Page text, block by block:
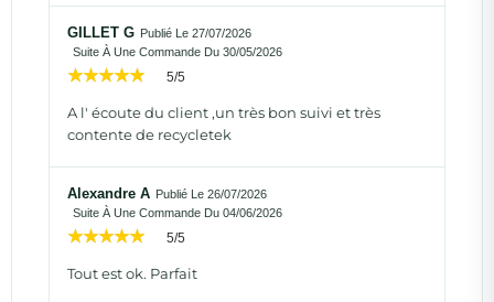
GILLET G Publié Le 27/07/2026
Suite À Une Commande Du 30/05/2026
5/5
A l' écoute du client ,un très bon suivi et très
contente de recycletek
Alexandre A Publié Le 26/07/2026
Suite À Une Commande Du 04/06/2026
5/5
Tout est ok. Parfait